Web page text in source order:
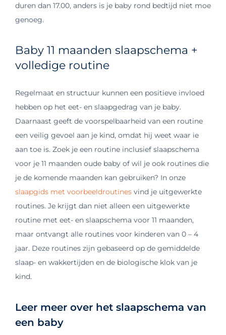
duren dan 17.00, anders is je baby rond bedtijd niet moe
genoeg.
Baby 11 maanden slaapschema +
volledige routine
Regelmaat en structuur kunnen een positieve invloed
hebben op het eet- en slaapgedrag van je baby.
Daarnaast geeft de voorspelbaarheid van een routine
een veilig gevoel aan je kind, omdat hij weet waar ie
aan toe is. Zoek je een routine inclusief slaapschema
voor je 11 maanden oude baby of wil je ook routines die
je de komende maanden kan gebruiken? In onze
slaapgids met voorbeeldroutines vind je uitgewerkte
routines. Je krijgt dan niet alleen een uitgewerkte
routine met eet- en slaapschema voor 11 maanden,
maar ontvangt alle routines voor kinderen van 0 – 4
jaar. Deze routines zijn gebaseerd op de gemiddelde
slaap- en wakkertijden en de biologische klok van je
kind.
Leer meer over het slaapschema van
een baby